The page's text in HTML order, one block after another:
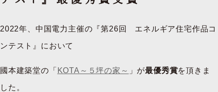
2022年、中国電力主催の『第26回 エネルギア住宅作品コ
ンテスト』において
國本建築堂の「 KOTA～５坪の家～ 」が最優秀賞を頂きま
した。